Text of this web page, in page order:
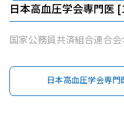
日本高血圧学会専門医 [
国家公務員共済組合連合
日本高血圧学会専門